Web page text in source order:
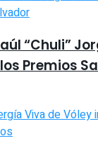
“Chuli”
Premios